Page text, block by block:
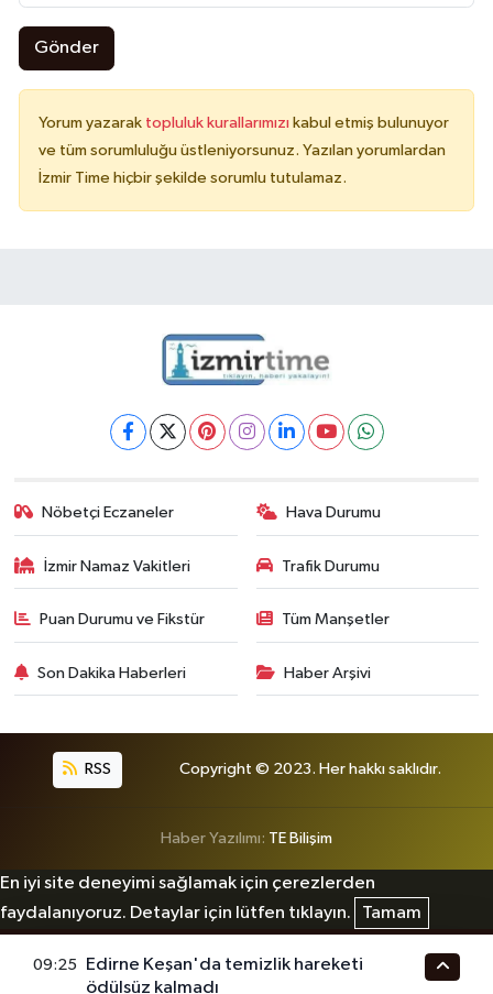
Gönder
Yorum yazarak topluluk kurallarımızı kabul etmiş bulunuyor
ve tüm sorumluluğu üstleniyorsunuz. Yazılan yorumlardan
İzmir Time hiçbir şekilde sorumlu tutulamaz.
Nöbetçi Eczaneler Hava Durumu
İzmir Namaz Vakitleri Trafik Durumu
Puan Durumu ve Fikstür Tüm Manşetler
Son Dakika Haberleri Haber Arşivi
RSS Copyright © 2023. Her hakkı saklıdır.
Haber Yazılımı: TE Bilişim
En iyi site deneyimi sağlamak için çerezlerden
faydalanıyoruz. Detaylar için lütfen tıklayın.
Tamam
09:25
Edirne Keşan'da temizlik hareketi
ödülsüz kalmadı